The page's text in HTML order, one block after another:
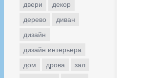
двери
декор
дерево
диван
дизайн
дизайн интерьера
дом
дрова
зал